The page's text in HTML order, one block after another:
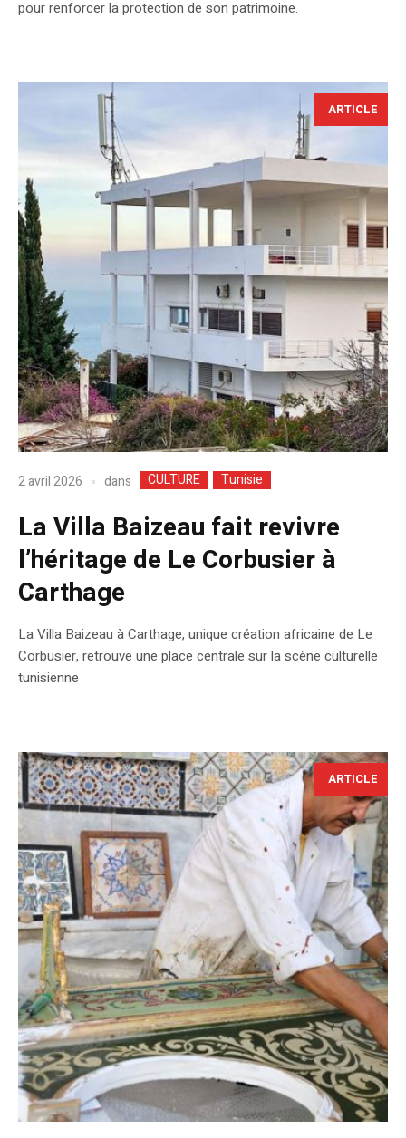
pour renforcer la protection de son patrimoine.
ARTICLE
2 avril 2026 dans CULTURE Tunisie
La Villa Baizeau fait revivre
l’héritage de Le Corbusier à
Carthage
La Villa Baizeau à Carthage, unique création africaine de Le
Corbusier, retrouve une place centrale sur la scène culturelle
tunisienne
ARTICLE